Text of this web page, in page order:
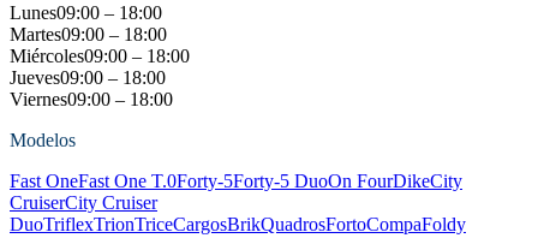
Lunes09:00 – 18:00
Martes09:00 – 18:00
Miércoles09:00 – 18:00
Jueves09:00 – 18:00
Viernes09:00 – 18:00
Modelos
Fast OneFast One T.0Forty-5Forty-5 DuoOn FourDikeCity
CruiserCity Cruiser
DuoTriflexTrionTriceCargosBrikQuadrosFortoCompaFoldy